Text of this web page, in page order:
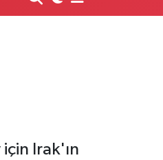
Irak'ın